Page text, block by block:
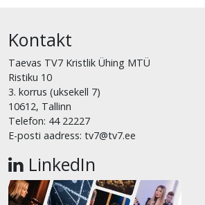
Kontakt
Taevas TV7 Kristlik Ühing MTÜ
Ristiku 10
3. korrus (uksekell 7)
10612, Tallinn
Telefon: 44 22227
E-posti aadress: tv7@tv7.ee
LinkedIn